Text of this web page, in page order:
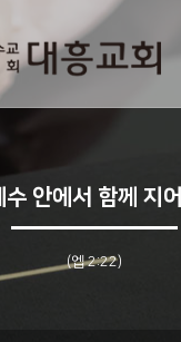
안에서 함께 지
(엡 2:22)